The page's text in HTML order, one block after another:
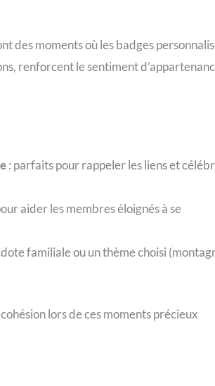
des moments où les badges
renforcent le sentiment
: parfaits pour rappeler les liens et
aider les membres éloignés à se
familiale ou un thème choisi
lors de ces moments précieux